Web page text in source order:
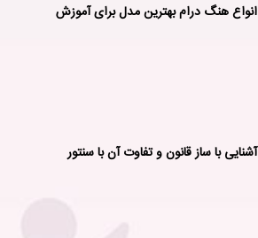
انواع هنگ درام بهترین مدل برای آموزش
آشنایی با ساز قانون و تفاوت آن با سنتور